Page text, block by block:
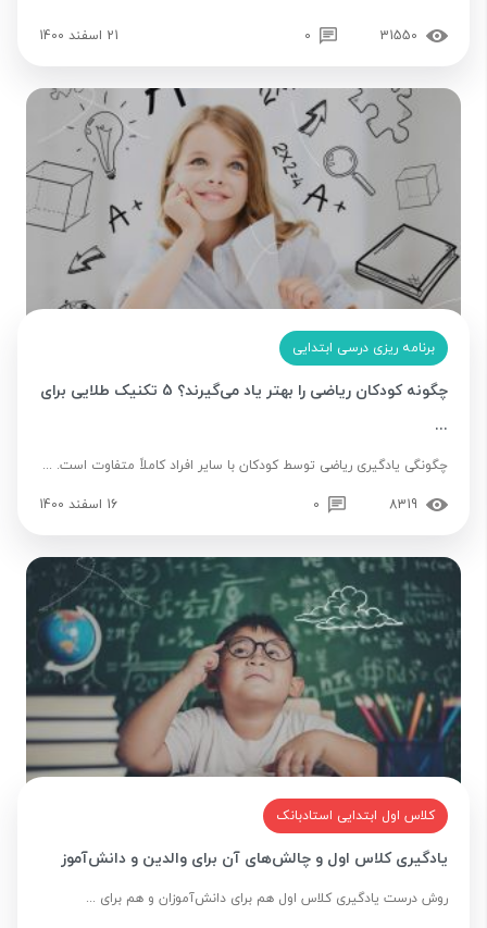
31550
0 21 اسفند 1400
برنامه ریزی درسی ابتدایی
چگونه کودکان ریاضی را بهتر یاد می‌گیرند؟ 5 تکنیک طلایی برای
...
چگونگی یادگیری ریاضی توسط کودکان با سایر افراد کاملاً متفاوت است. ...
8319
0 16 اسفند 1400
کلاس اول ابتدایی استادبانک
یادگیری کلاس اول و چالش‌های آن برای والدین و دانش‌آموز
روش درست یادگیری کلاس اول هم برای دانش‌آموزان و هم برای ...